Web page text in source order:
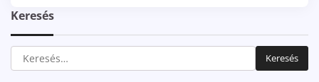
Keresés
Keresés: